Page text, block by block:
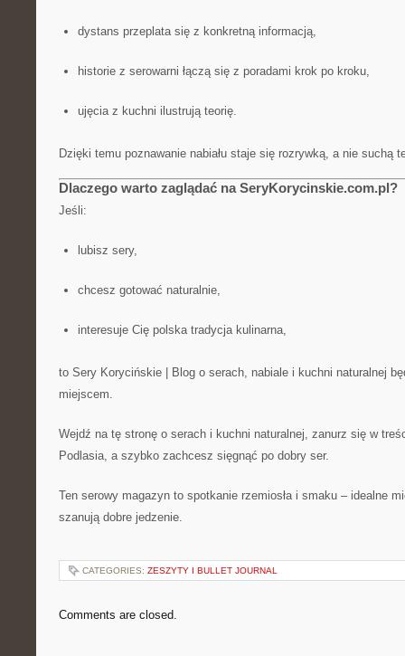
dystans przeplata się z konkretną informacją,
historie z serowarni łączą się z poradami krok po kroku,
ujęcia z kuchni ilustrują teorię.
Dzięki temu poznawanie nabiału staje się rozrywką, a nie suchą
Dlaczego warto zaglądać na SeryKorycinskie.com.pl?
Jeśli:
lubisz sery,
chcesz gotować naturalnie,
interesuje Cię polska tradycja kulinarna,
to Sery Korycińskie | Blog o serach, nabiale i kuchni naturalnej
miejscem.
Wejdź na tę stronę o serach i kuchni naturalnej, zanurz się w
Podlasia, a szybko zachcesz sięgnąć po dobry ser.
Ten serowy magazyn to spotkanie rzemiosła i smaku – idealne
szanują dobre jedzenie.
CATEGORIES: ZESZYTY I BULLET JOURNAL
Comments are closed.